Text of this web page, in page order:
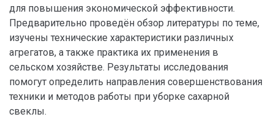
для повышения экономической эффективности.
Предварительно проведён обзор литературы по теме,
изучены технические характеристики различных
агрегатов, а также практика их применения в
сельском хозяйстве. Результаты исследования
помогут определить направления совершенствования
техники и методов работы при уборке сахарной
свеклы.